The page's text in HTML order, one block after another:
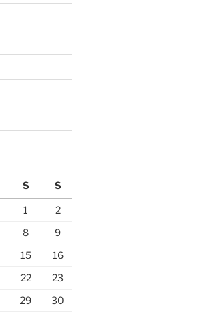
S S
1
2
8
9
15
16
22
23
29
30